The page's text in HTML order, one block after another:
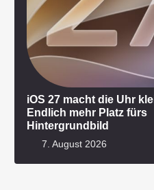
iOS 27 macht die Uhr
Endlich mehr Platz fürs
Hintergrundbild
7. August 2026